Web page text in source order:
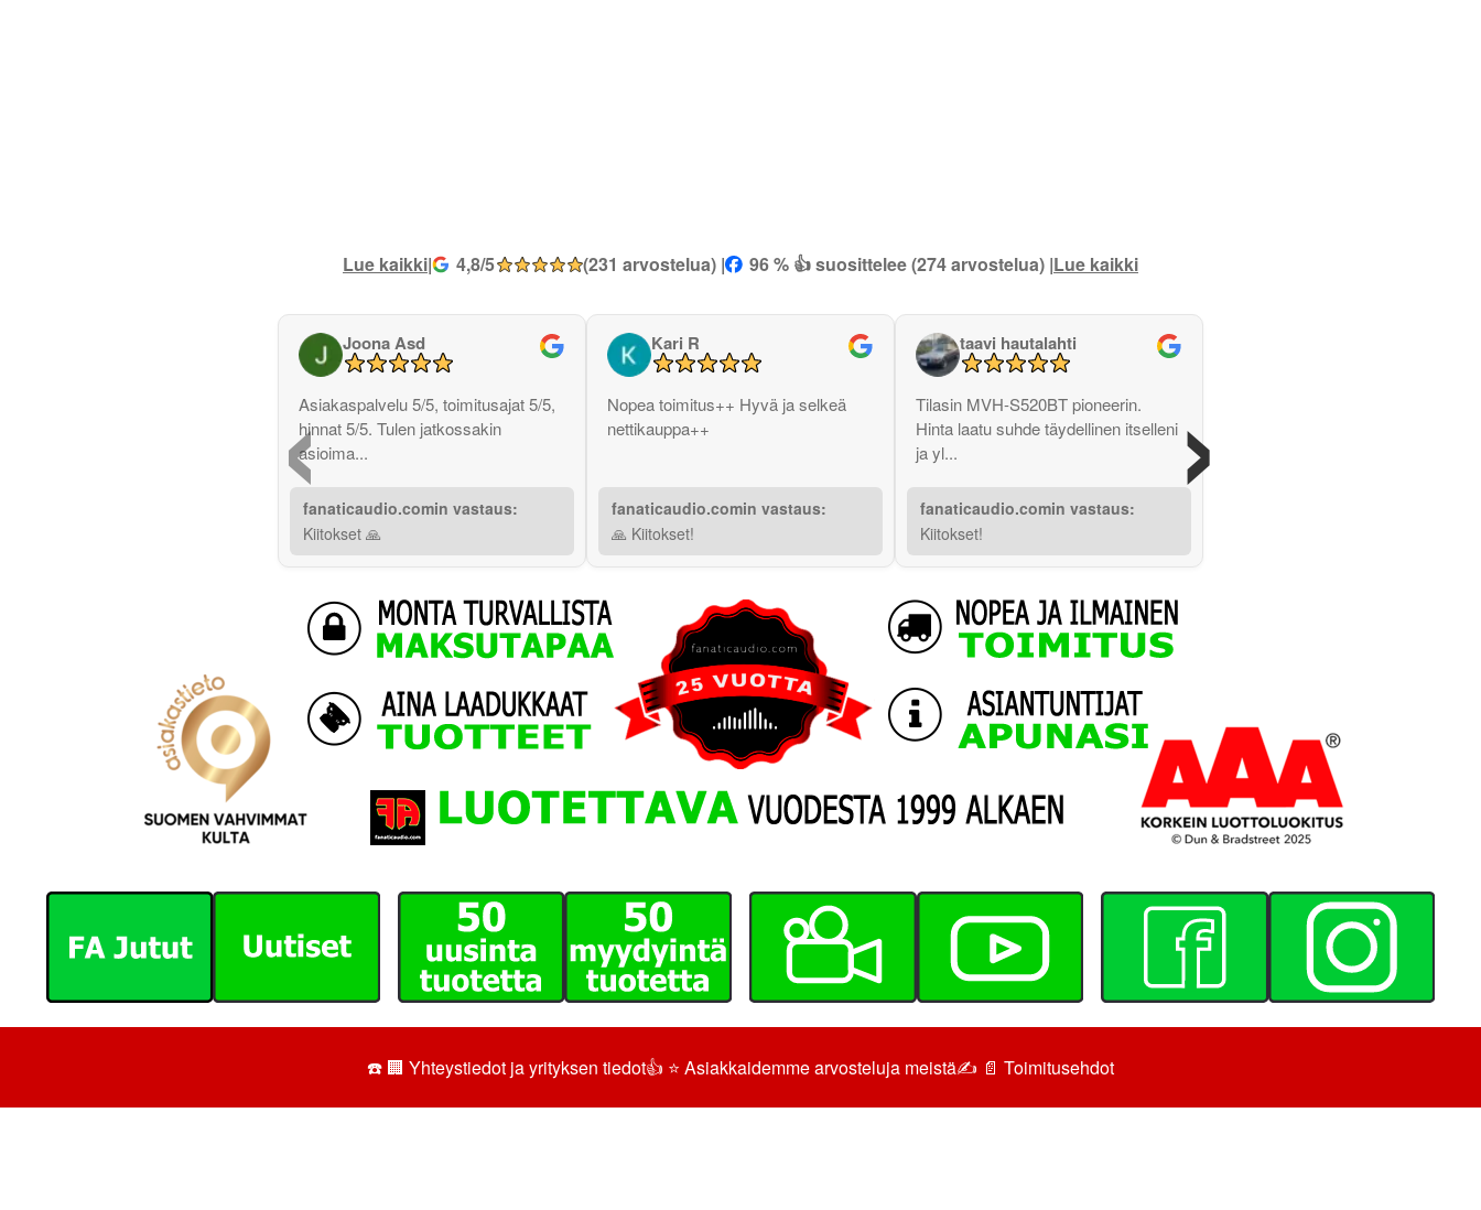
Lue kaikki| 4,8/5 (231 arvostelua) | 96 % 👍 suosittelee (274 arvostelua) |Lue kaikki
‹
Joona Asd
Asiakaspalvelu 5/5, toimitusajat 5/5,
hinnat 5/5. Tulen jatkossakin
asioima...
fanaticaudio.comin vastaus:
Kiitokset 🙏
Kari R
Nopea toimitus++ Hyvä ja selkeä
nettikauppa++
fanaticaudio.comin vastaus:
🙏 Kiitokset!
taavi hautalahti
Tilasin MVH-S520BT pioneerin.
Hinta laatu suhde täydellinen itselleni
ja yl...
fanaticaudio.comin vastaus:
Kiitokset!
›
☎️ 🏢 Yhteystiedot ja yrityksen tiedot👍 ⭐ Asiakkaidemme arvosteluja meistä✍️ 📄 Toimitusehdot